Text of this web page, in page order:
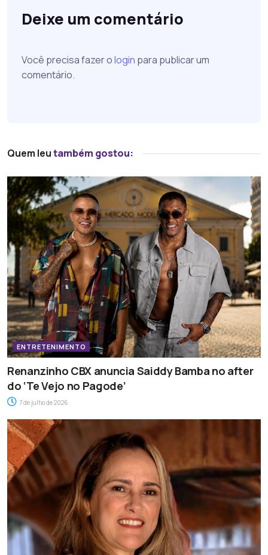
Deixe um comentário
Você precisa fazer ologin para publicar um
comentário.
Quem leutambém gostou:
ENTRETENIMENTO
Renanzinho CBX anuncia Saiddy Bamba no after
do ‘Te Vejo no Pagode’
7 de julho de 2026